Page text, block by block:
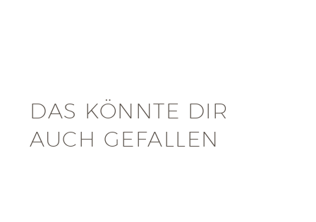
DAS KÖNNTE DIR
AUCH GEFALLEN